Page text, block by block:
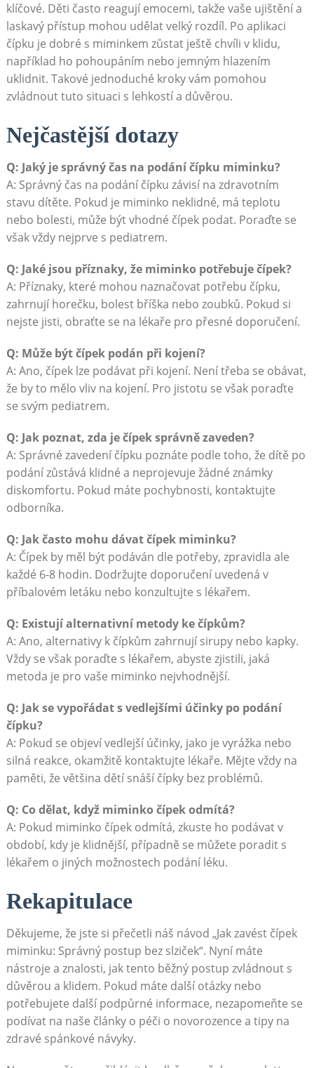
klíčové. Děti často reagují emocemi, takže vaše ujištění a
laskavý přístup mohou udělat velký rozdíl. Po aplikaci
čípku je dobré s miminkem zůstat ještě chvíli v klidu,
například ho pohoupáním nebo jemným hlazením
uklidnit. Takové jednoduché kroky vám pomohou
zvládnout tuto situaci s lehkostí a důvěrou.
Nejčastější dotazy
Q: Jaký je správný čas na podání čípku miminku?
A: Správný čas na podání čípku závisí na zdravotním
stavu dítěte. Pokud je miminko neklidné, má teplotu
nebo bolesti, může být vhodné čípek podat. Poraďte se
však vždy nejprve s pediatrem.
Q: Jaké jsou příznaky, že miminko potřebuje čípek?
A: Příznaky, které mohou naznačovat potřebu čípku,
zahrnují horečku, bolest bříška nebo zoubků. Pokud si
nejste jisti, obraťte se na lékaře pro přesné doporučení.
Q: Může být čípek podán při kojení?
A: Ano, čípek lze podávat při kojení. Není třeba se obávat,
že by to mělo vliv na kojení. Pro jistotu se však poraďte
se svým pediatrem.
Q: Jak poznat, zda je čípek správně zaveden?
A: Správné zavedení čípku poznáte podle toho, že dítě po
podání zůstává klidné a neprojevuje žádné známky
diskomfortu. Pokud máte pochybnosti, kontaktujte
odborníka.
Q: Jak často mohu dávat čípek miminku?
A: Čípek by měl být podáván dle potřeby, zpravidla ale
každé 6-8 hodin. Dodržujte doporučení uvedená v
příbalovém letáku nebo konzultujte s lékařem.
Q: Existují alternativní metody ke čípkům?
A: Ano, alternativy k čípkům zahrnují sirupy nebo kapky.
Vždy se však poraďte s lékařem, abyste zjistili, jaká
metoda je pro vaše miminko nejvhodnější.
Q: Jak se vypořádat s vedlejšími účinky po podání
čípku?
A: Pokud se objeví vedlejší účinky, jako je vyrážka nebo
silná reakce, okamžitě kontaktujte lékaře. Mějte vždy na
paměti, že většina dětí snáší čípky bez problémů.
Q: Co dělat, když miminko čípek odmítá?
A: Pokud miminko čípek odmítá, zkuste ho podávat v
období, kdy je klidnější, případně se můžete poradit s
lékařem o jiných možnostech podání léku.
Rekapitulace
Děkujeme, že jste si přečetli náš návod „Jak zavést čípek
miminku: Správný postup bez slziček“. Nyní máte
nástroje a znalosti, jak tento běžný postup zvládnout s
důvěrou a klidem. Pokud máte další otázky nebo
potřebujete další podpůrné informace, nezapomeňte se
podívat na naše články o péči o novorozence a tipy na
zdravé spánkové návyky.